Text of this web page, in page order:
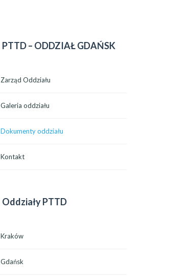
PTTD – ODDZIAŁ GDAŃSK
Zarząd Oddziału
Galeria oddziału
Dokumenty oddziału
Kontakt
Oddziały PTTD
Kraków
Gdańsk